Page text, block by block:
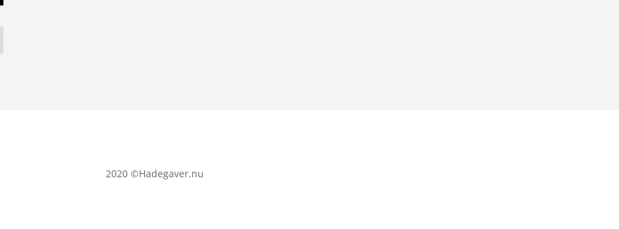
2020 ©Hadegaver.nu